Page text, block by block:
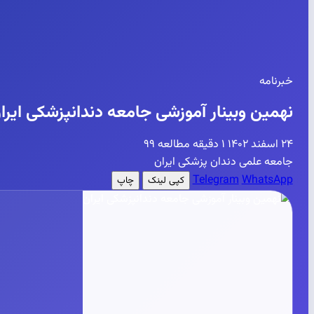
خبرنامه
نهمین وبینار آموزشی جامعه دندانپزشکی
۲۴ اسفند ۱۴۰۲ ۱ دقیقه مطالعه
۹۹
جامعه علمی دندان پزشکی ایران
TelegramWhatsApp کپی لینک چاپ